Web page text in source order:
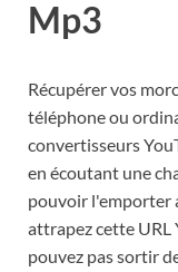
Mp3
Récupérer vos
téléphone ou
convertisseurs
en écoutant une
pouvoir l'emporter
attrapez cette URL
pouvez pas sortir